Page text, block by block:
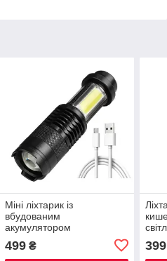
Міні ліхтарик із
вбудованим
акумулятором
499₴ 399